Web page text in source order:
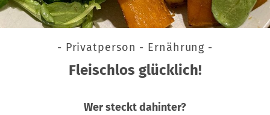
- Privatperson - Ernährung -
Fleischlos glücklich!
Wer steckt dahinter?